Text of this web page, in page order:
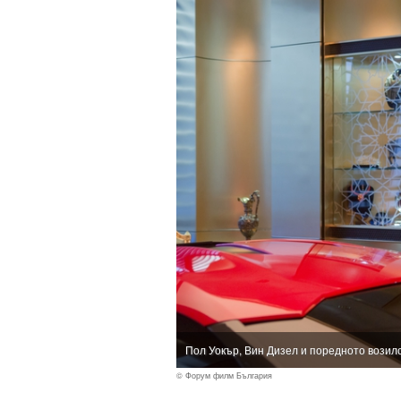
Пол Уокър, Вин Дизел и поредното
© Форум филм България